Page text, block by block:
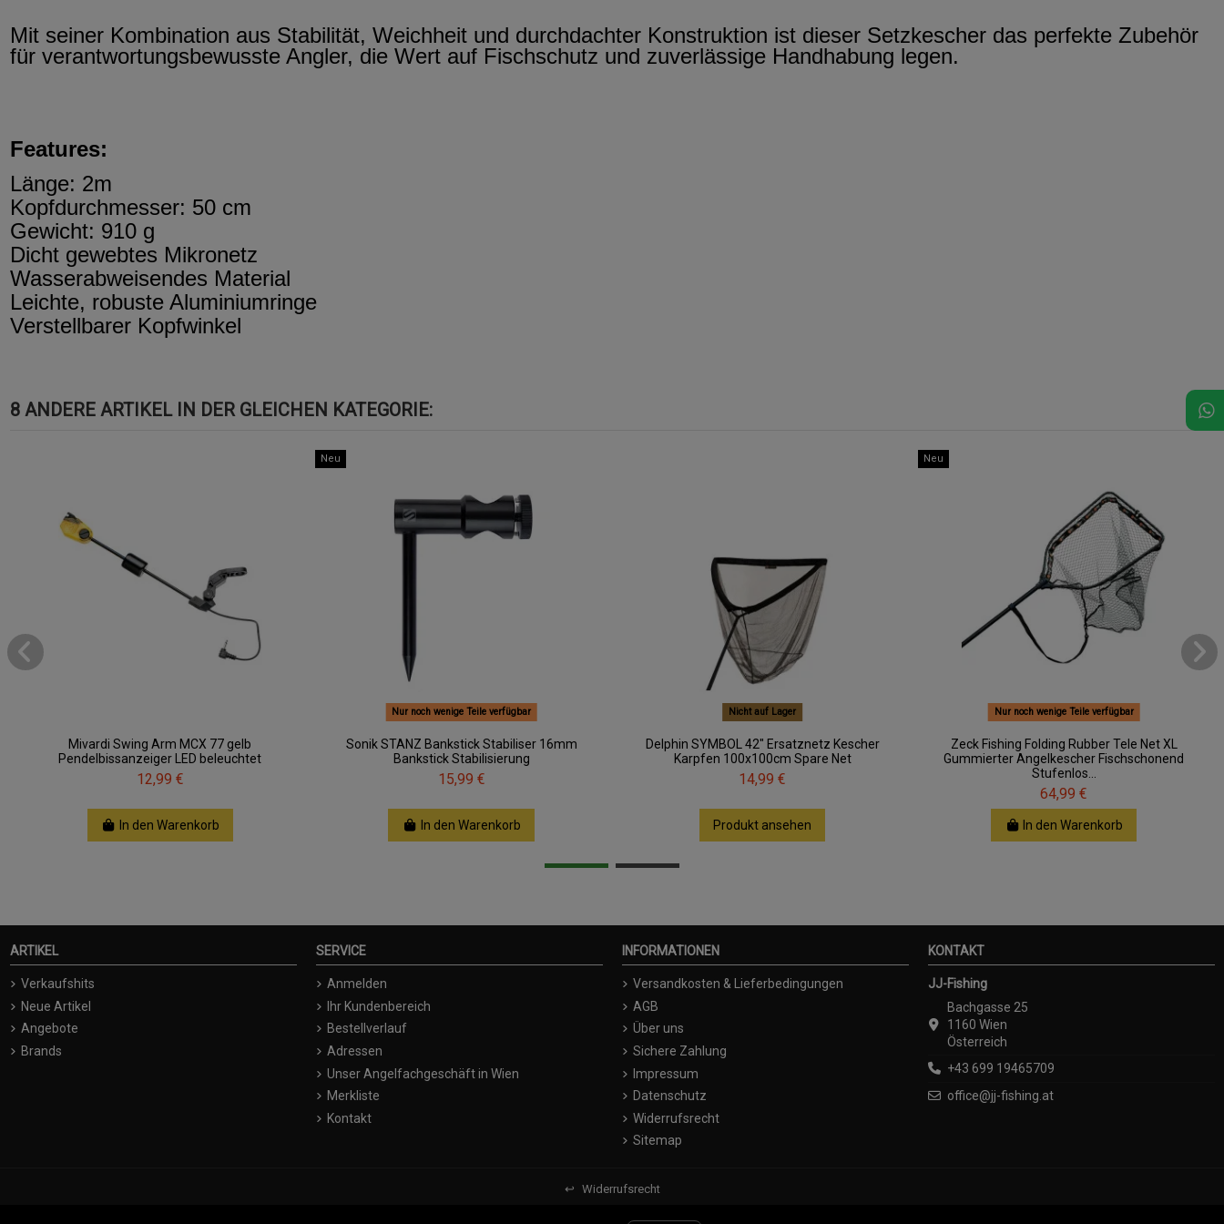
Mit seiner Kombination aus Stabilität, Weichheit und durchdachter Konstruktion ist dieser Setzkescher das perfekte Zubehör
für verantwortungsbewusste Angler, die Wert auf Fischschutz und zuverlässige Handhabung legen.
Features:
Länge: 2m
Kopfdurchmesser: 50 cm
Gewicht: 910 g
Dicht gewebtes Mikronetz
Wasserabweisendes Material
Leichte, robuste Aluminiumringe
Verstellbarer Kopfwinkel
8 ANDERE ARTIKEL IN DER GLEICHEN KATEGORIE:
Mivardi Swing Arm MCX 77 gelb
Pendelbissanzeiger LED beleuchtet
12,99 €
In den Warenkorb
Neu
Nur noch wenige Teile verfügbar
Sonik STANZ Bankstick Stabiliser 16mm
Bankstick Stabilisierung
15,99 €
In den Warenkorb
Nicht auf Lager
Delphin SYMBOL 42" Ersatznetz Kescher
Karpfen 100x100cm Spare Net
14,99 €
Produkt ansehen
Neu
Nur noch wenige Teile verfügbar
Zeck Fishing Folding Rubber Tele Net XL
Gummierter Angelkescher Fischschonend
Stufenlos...
64,99 €
In den Warenkorb
ARTIKEL
Verkaufshits
Neue Artikel
Angebote
Brands
SERVICE
Anmelden
Ihr Kundenbereich
Bestellverlauf
Adressen
Unser Angelfachgeschäft in Wien
Merkliste
Kontakt
INFORMATIONEN
Versandkosten & Lieferbedingungen
AGB
Über uns
Sichere Zahlung
Impressum
Datenschutz
Widerrufsrecht
Sitemap
KONTAKT
JJ-Fishing
Bachgasse 25
1160 Wien
Österreich
+43 699 19465709
office@jj-fishing.at
↩ Widerrufsrecht